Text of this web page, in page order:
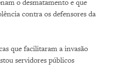
o desmatamento e que
contra os defensores da
que facilitaram a invasão
servidores públicos